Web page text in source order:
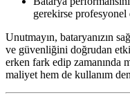
gerekirse profesyonel
Unutmayın, bataryanızın
ve güvenliğini doğrudan
erken fark edip zamanında
maliyet hem de kullanım